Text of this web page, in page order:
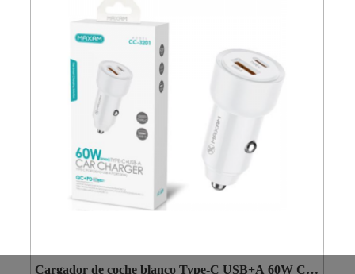
Cargador de coche blanco Type-C USB+A 60W CC-